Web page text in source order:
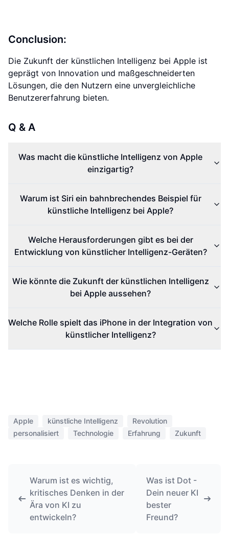
Conclusion:
Die Zukunft der künstlichen Intelligenz bei Apple ist
geprägt von Innovation und maßgeschneiderten
Lösungen, die den Nutzern eine unvergleichliche
Benutzererfahrung bieten.
Q & A
Was macht die künstliche Intelligenz von Apple
einzigartig?
Warum ist Siri ein bahnbrechendes Beispiel für
künstliche Intelligenz bei Apple?
Welche Herausforderungen gibt es bei der
Entwicklung von künstlicher Intelligenz-Geräten?
Wie könnte die Zukunft der künstlichen Intelligenz
bei Apple aussehen?
Welche Rolle spielt das iPhone in der Integration von
künstlicher Intelligenz?
Apple künstliche Intelligenz
Revolution
personalisiert
Technologie Erfahrung Zukunft
Warum ist es wichtig,
kritisches Denken in der
Ära von KI zu
entwickeln?
Was ist Dot -
Dein neuer KI
bester
Freund?